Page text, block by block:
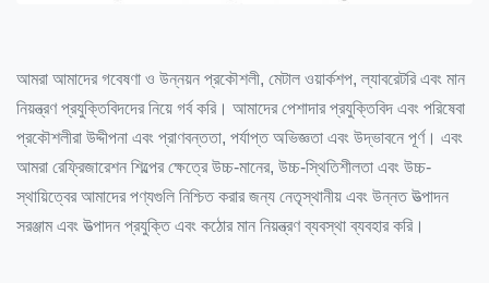
আমরা আমাদের গবেষণা ও উন্নয়ন প্রকৌশলী, মেটাল ওয়ার্কশপ, ল্যাবরেটরি এবং মান
নিয়ন্ত্রণ প্রযুক্তিবিদদের নিয়ে গর্ব করি। আমাদের পেশাদার প্রযুক্তিবিদ এবং পরিষেবা
প্রকৌশলীরা উদ্দীপনা এবং প্রাণবন্ততা, পর্যাপ্ত অভিজ্ঞতা এবং উদ্ভাবনে পূর্ণ। এবং
আমরা রেফ্রিজারেশন শিল্পের ক্ষেত্রে উচ্চ-মানের, উচ্চ-স্থিতিশীলতা এবং উচ্চ-
স্থায়িত্বের আমাদের পণ্যগুলি নিশ্চিত করার জন্য নেতৃস্থানীয় এবং উন্নত উত্পাদন
সরঞ্জাম এবং উত্পাদন প্রযুক্তি এবং কঠোর মান নিয়ন্ত্রণ ব্যবস্থা ব্যবহার করি।